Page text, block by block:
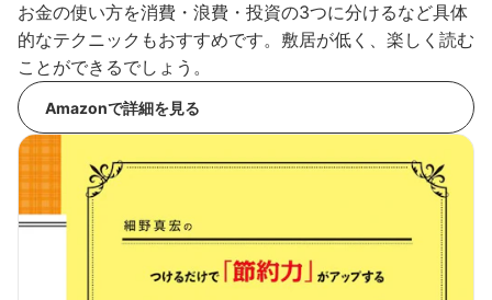
お金の使い方を消費・浪費・投資の3つに分けるなど具体
的なテクニックもおすすめです。敷居が低く、楽しく読む
ことができるでしょう。
Amazonで詳細を見る